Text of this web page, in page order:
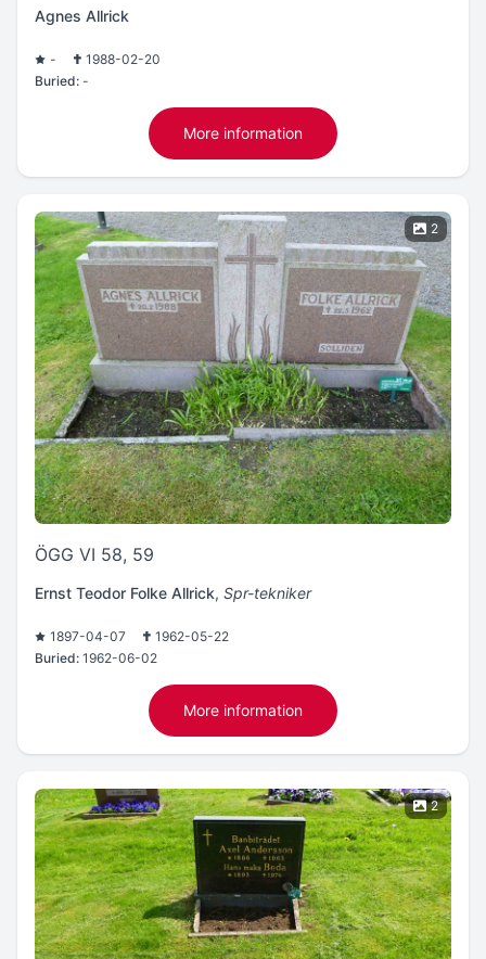
Agnes Allrick
-
1988-02-20
Buried: -
More information
2
ÖGG VI 58, 59
Ernst Teodor Folke Allrick, Spr-tekniker
1897-04-07
1962-05-22
Buried: 1962-06-02
More information
2